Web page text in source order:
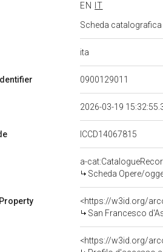
EN
IT
Scheda
ita
0900129011
2026-03-19
ICCD14067815
a-
Scheda Opere/
<https://w3id.org/
San Francesco d'Assisi veste il
<https://w3id.org/